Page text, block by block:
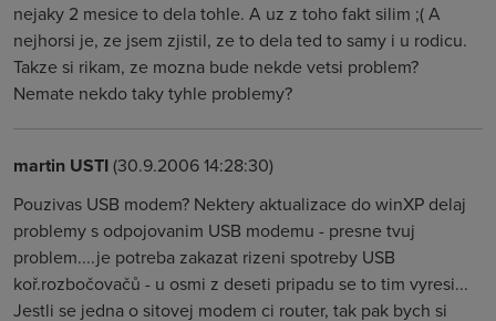
nejaky 2 mesice to dela tohle. A uz z toho fakt silim ;( A
nejhorsi je, ze jsem zjistil, ze to dela ted to samy i u rodicu.
Takze si rikam, ze mozna bude nekde vetsi problem?
Nemate nekdo taky tyhle problemy?
martin USTI(30.9.2006 14:28:30)
Pouzivas USB modem? Nektery aktualizace do winXP delaj
problemy s odpojovanim USB modemu - presne tvuj
problem....je potreba zakazat rizeni spotreby USB
koř.rozbočovačů - u osmi z deseti pripadu se to tim vyresi...
Jestli se jedna o sitovej modem ci router, tak pak bych si